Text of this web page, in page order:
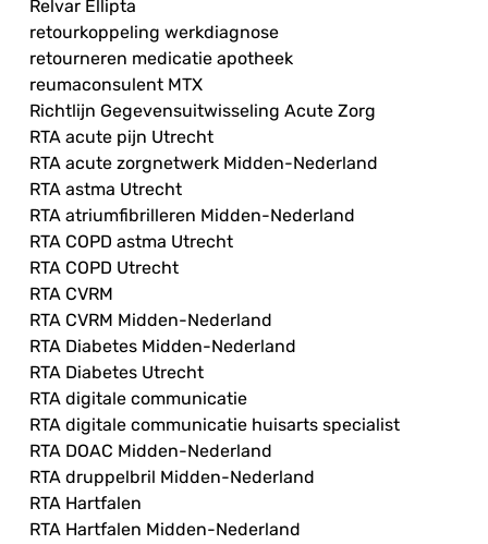
Relvar Ellipta
retourkoppeling werkdiagnose
retourneren medicatie apotheek
reumaconsulent MTX
Richtlijn Gegevensuitwisseling Acute Zorg
RTA acute pijn Utrecht
RTA acute zorgnetwerk Midden-Nederland
RTA astma Utrecht
RTA atriumfibrilleren Midden-Nederland
RTA COPD astma Utrecht
RTA COPD Utrecht
RTA CVRM
RTA CVRM Midden-Nederland
RTA Diabetes Midden-Nederland
RTA Diabetes Utrecht
RTA digitale communicatie
RTA digitale communicatie huisarts specialist
RTA DOAC Midden-Nederland
RTA druppelbril Midden-Nederland
RTA Hartfalen
RTA Hartfalen Midden-Nederland